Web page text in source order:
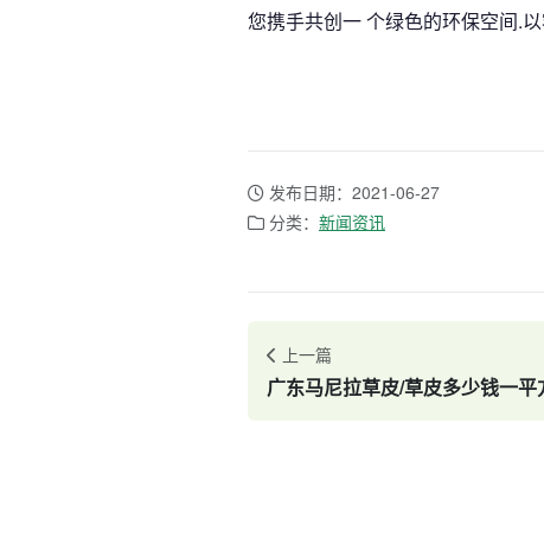
您携手共创一 个绿色的环保空间.
发布日期：2021-06-27
分类： 新闻资讯
上一篇
广东马尼拉草皮/草皮多少钱一平